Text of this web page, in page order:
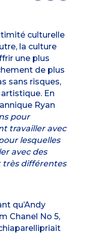
culturelle
la culture
une plus
de plus
sans risques,
En
Ryan
pour
travailler avec
lesquelles
avec des
différentes
qu’Andy
Chanel No 5,